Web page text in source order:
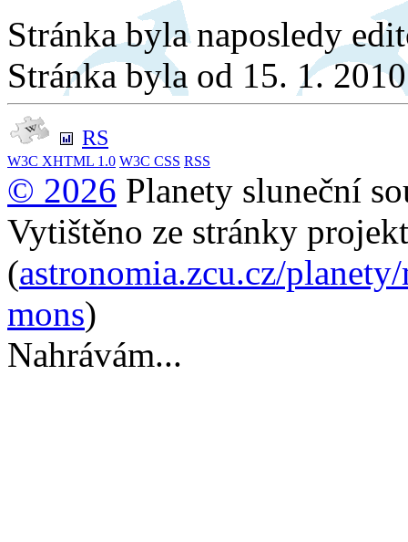
Stránka byla naposledy
Stránka byla od 15. 1.
RS
W3C XHTML 1.0 W3C CSS RSS
© 2026 Planety sluneční
Vytištěno ze stránky
(astronomia.zcu.cz/
mons)
Nahrávám...